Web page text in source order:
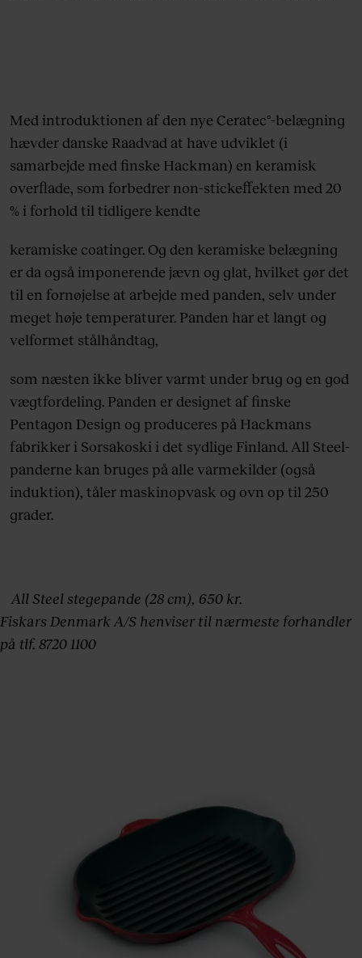
Med introduktionen af den nye Ceratec°-belægning
hævder danske Raadvad at have udviklet (i
samarbejde med finske Hackman) en keramisk
overflade, som forbedrer non-stickeffekten med 20
% i forhold til tidligere kendte
keramiske coatinger. Og den keramiske belægning
er da også imponerende jævn og glat, hvilket gør det
til en fornøjelse at arbejde med panden, selv under
meget høje temperaturer. Panden har et langt og
velformet stålhåndtag,
som næsten ikke bliver varmt under brug og en god
vægtfordeling. Panden er designet af finske
Pentagon Design og produceres på Hackmans
fabrikker i Sorsakoski i det sydlige Finland. All Steel-
panderne kan bruges på alle varmekilder (også
induktion), tåler maskinopvask og ovn op til 250
grader.
All Steel stegepande (28 cm), 650 kr.
Fiskars Denmark A/S henviser til nærmeste forhandler
på tlf. 8720 1100